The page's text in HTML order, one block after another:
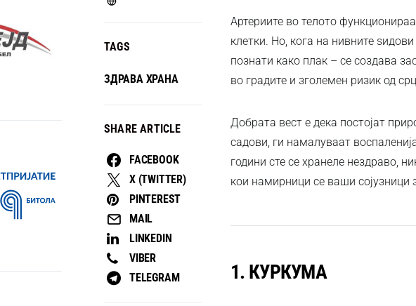
TAGS
ЗДРАВА ХРАНА
SHARE ARTICLE
FACEBOOK
X (TWITTER)
PINTEREST
MAIL
LINKEDIN
VIBER
TELEGRAM
Артериите во телото
клетки. Но, кога на нивните
познати како плак – се создава
во градите и зголемен ризик од
Добрата вест е дека постојат
садови, ги намалуваат
години сте се хранеле нездраво,
кои намирници се ваши сојузници
1. КУРКУМА